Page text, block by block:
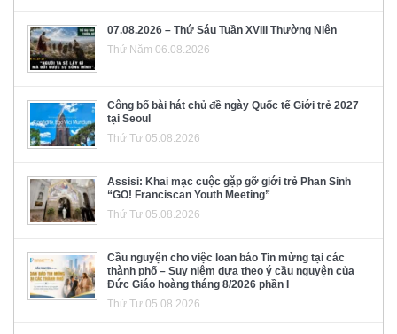
07.08.2026 – Thứ Sáu Tuần XVIII Thường Niên
Thứ Năm 06.08.2026
Công bố bài hát chủ đề ngày Quốc tế Giới trẻ 2027
tại Seoul
Thứ Tư 05.08.2026
Assisi: Khai mạc cuộc gặp gỡ giới trẻ Phan Sinh
“GO! Franciscan Youth Meeting”
Thứ Tư 05.08.2026
Cầu nguyện cho việc loan báo Tin mừng tại các
thành phố – Suy niệm dựa theo ý cầu nguyện của
Đức Giáo hoàng tháng 8/2026 phần I
Thứ Tư 05.08.2026